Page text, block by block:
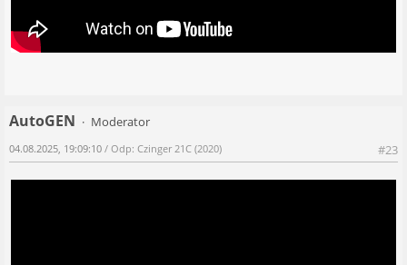
AutoGEN
Moderator
#23
04.08.2025, 19:09:10 / Odp: Czinger 21C (2020)